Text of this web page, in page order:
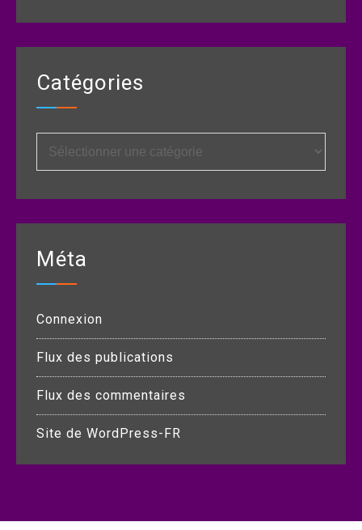
Catégories
Méta
Connexion
Flux des publications
Flux des commentaires
Site de WordPress-FR